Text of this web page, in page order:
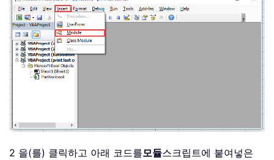
2 을(를) 클릭하고 아래 코드를모듈스크립트에 붙여넣은